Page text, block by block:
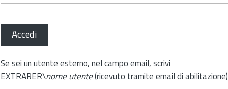
Accedi
Se sei un utente esterno, nel campo email, scrivi
EXTRARER\nome utente(ricevuto tramite email di abilitazione)